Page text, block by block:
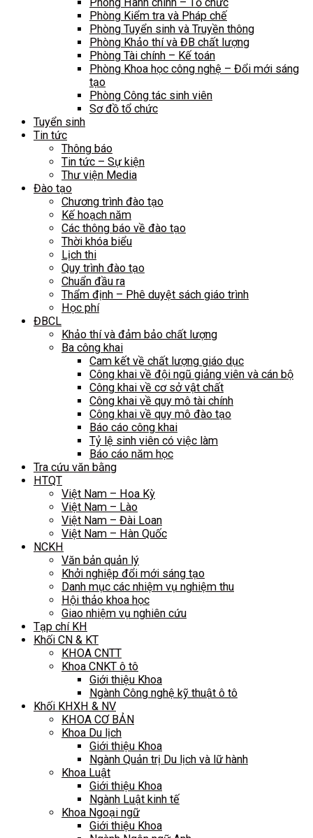
Phòng Kiểm tra và Pháp chế
Phòng Tuyển sinh và Truyền thông
Phòng Khảo thí và ĐB chất lượng
Phòng Tài chính – Kế toán
Phòng Khoa học công nghệ – Đổi mới sáng
tạo
Phòng Công tác sinh viên
Sơ đồ tổ chức
Tuyển sinh
Tin tức
Thông báo
Tin tức – Sự kiện
Thư viện Media
Đào tạo
Chương trình đào tạo
Kế hoạch năm
Các thông báo về đào tạo
Thời khóa biểu
Lịch thi
Quy trình đào tạo
Chuẩn đầu ra
Thẩm định – Phê duyệt sách giáo trình
Học phí
ĐBCL
Khảo thí và đảm bảo chất lượng
Ba công khai
Cam kết về chất lượng giáo dục
Công khai về đội ngũ giảng viên và cán bộ
Công khai về cơ sở vật chất
Công khai về quy mô tài chính
Công khai về quy mô đào tạo
Báo cáo công khai
Tỷ lệ sinh viên có việc làm
Báo cáo năm học
Tra cứu văn bằng
HTQT
Việt Nam – Hoa Kỳ
Việt Nam – Lào
Việt Nam – Đài Loan
Việt Nam – Hàn Quốc
NCKH
Văn bản quản lý
Khởi nghiệp đổi mới sáng tạo
Danh mục các nhiệm vụ nghiệm thu
Hội thảo khoa học
Giao nhiệm vụ nghiên cứu
Tạp chí KH
Khối CN & KT
KHOA CNTT
Khoa CNKT ô tô
Giới thiệu Khoa
Ngành Công nghệ kỹ thuật ô tô
Khối KHXH & NV
KHOA CƠ BẢN
Khoa Du lịch
Giới thiệu Khoa
Ngành Quản trị Du lịch và lữ hành
Khoa Luật
Giới thiệu Khoa
Ngành Luật kinh tế
Khoa Ngoại ngữ
Giới thiệu Khoa